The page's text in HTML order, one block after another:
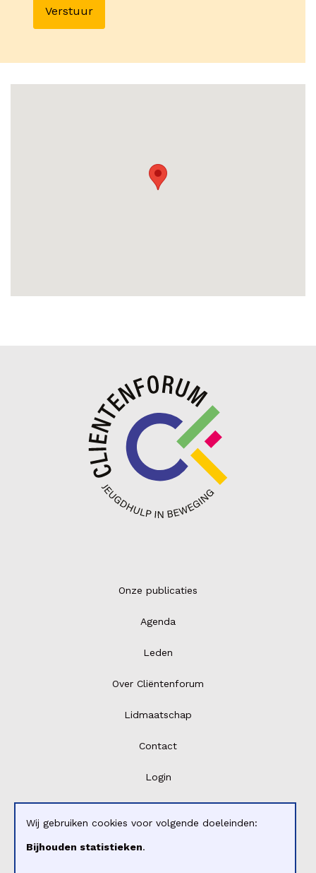
Verstuur
Onze publicaties
Agenda
Leden
Over Cliëntenforum
Lidmaatschap
Contact
Login
Wij gebruiken cookies voor volgende doeleinden:
Bijhouden statistieken.